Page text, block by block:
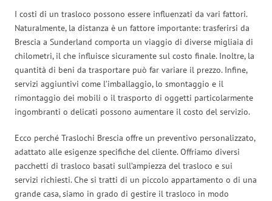
I costi di un trasloco possono essere influenzati da vari fattori.
Naturalmente, la distanza è un fattore importante: trasferirsi da
Brescia a Sunderland comporta un viaggio di diverse migliaia di
chilometri, il che influisce sicuramente sul costo finale. Inoltre, la
quantità di beni da trasportare può far variare il prezzo. Infine,
servizi aggiuntivi come l’imballaggio, lo smontaggio e il
rimontaggio dei mobili o il trasporto di oggetti particolarmente
ingombranti o delicati possono aumentare il costo del servizio.
Ecco perché Traslochi Brescia offre un preventivo personalizzato,
adattato alle esigenze specifiche del cliente. Offriamo diversi
pacchetti di trasloco basati sull’ampiezza del trasloco e sui
servizi richiesti. Che si tratti di un piccolo appartamento o di una
grande casa, siamo in grado di gestire il trasloco in modo